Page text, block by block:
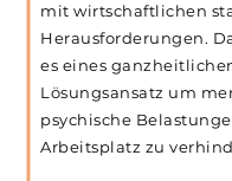
mit wirtschaftlichen
Herausforderungen.
es eines
Lösungsansatz um
psychische
Arbeitsplatz zu